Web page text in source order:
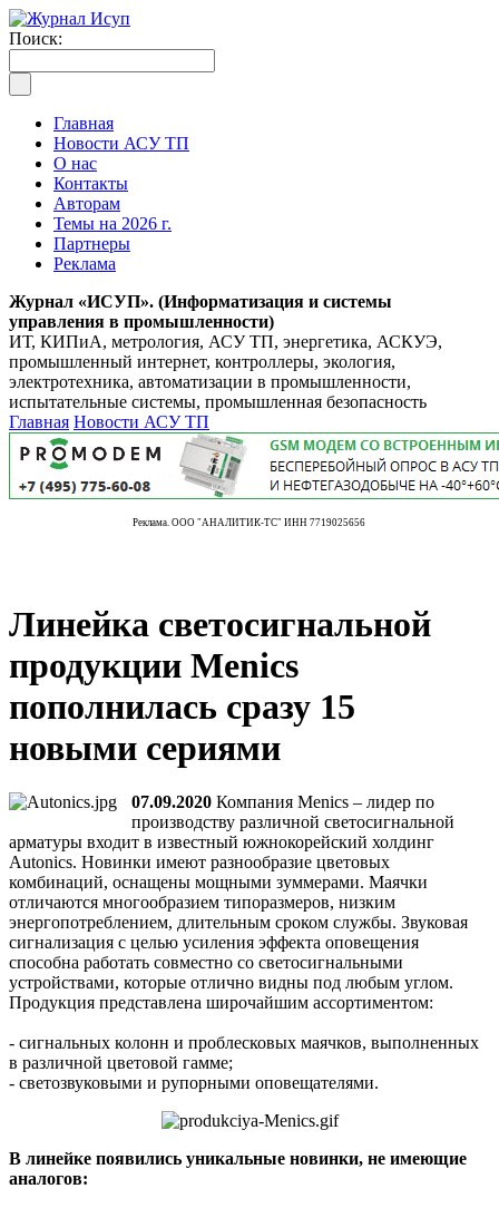
Поиск:
Главная
Новости АСУ ТП
О нас
Контакты
Авторам
Темы на 2026 г.
Партнеры
Реклама
Журнал «ИСУП». (Информатизация и системы
управления в промышленности)
ИТ, КИПиА, метрология, АСУ ТП, энергетика, АСКУЭ,
промышленный интернет, контроллеры, экология,
электротехника, автоматизации в промышленности,
испытательные системы, промышленная безопасность
Главная Новости АСУ ТП
Реклама. ООО "АНАЛИТИК-ТС" ИНН 7719025656
Линейка светосигнальной
продукции Menics
пополнилась сразу 15
новыми сериями
07.09.2020 Компания Menics – лидер по
производству различной светосигнальной
арматуры входит в известный южнокорейский холдинг
Autonics. Новинки имеют разнообразие цветовых
комбинаций, оснащены мощными зуммерами. Маячки
отличаются многообразием типоразмеров, низким
энергопотреблением, длительным сроком службы. Звуковая
сигнализация с целью усиления эффекта оповещения
способна работать совместно со светосигнальными
устройствами, которые отлично видны под любым углом.
Продукция представлена широчайшим ассортиментом:
- сигнальных колонн и проблесковых маячков, выполненных
в различной цветовой гамме;
- светозвуковыми и рупорными оповещателями.
В линейке появились уникальные новинки, не имеющие
аналогов: